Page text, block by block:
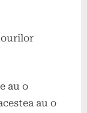
au o
au o